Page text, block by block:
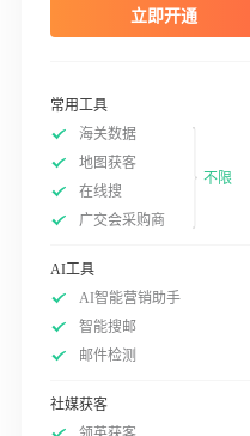
立即开通
常用工具
海关数据
地图获客
在线搜
广交会采购商
不限
AI工具
AI智能营销助手
智能搜邮
邮件检测
社媒获客